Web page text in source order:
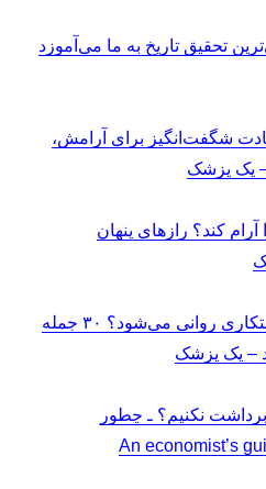
تحقیق تاریخ به ما می‌آموزد
شگفت‌انگیز برای آرامش،
یک پزشک
آرام کند؟ رازهای پنهان
چگونه ذهن شما قربانی دستکاری روانی می‌شود؟ ۳۰ جمله
– یک پزشک
نکنیم؟ ـ چطور
An economist’s